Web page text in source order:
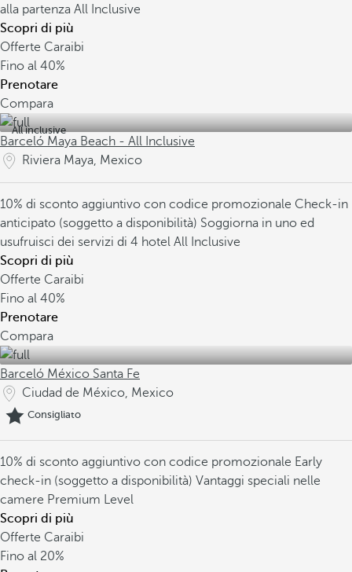
alla partenza All Inclusive
Scopri di più
Offerte Caraibi
Fino al 40%
Prenotare
Compara
All inclusive
Barceló Maya Beach - All Inclusive
Riviera Maya, Mexico
10% di sconto aggiuntivo con codice promozionale Check-in
anticipato (soggetto a disponibilità) Soggiorna in uno ed
usufruisci dei servizi di 4 hotel All Inclusive
Scopri di più
Offerte Caraibi
Fino al 40%
Prenotare
Compara
Barceló México Santa Fe
Ciudad de México, Mexico
Consigliato
10% di sconto aggiuntivo con codice promozionale Early
check-in (soggetto a disponibilità) Vantaggi speciali nelle
camere Premium Level
Scopri di più
Offerte Caraibi
Fino al 20%